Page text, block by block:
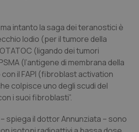
intanto la saga dei teranostici è
Iodio (per il tumore della
(ligando dei tumori
(l’antigene di membrana della
il FAPI (fibroblast activation
colpisce uno degli scudi del
i suoi fibroblasti”.
– spiega il dottor Annunziata – sono